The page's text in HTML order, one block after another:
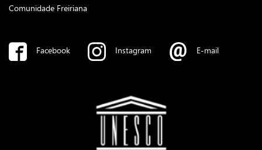
Comunidade Freiriana
Facebook Instagram E-mail